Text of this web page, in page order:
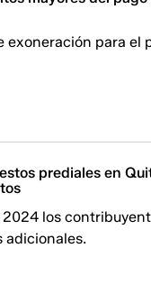
exoneración para el
prediales en
los
adicionales.